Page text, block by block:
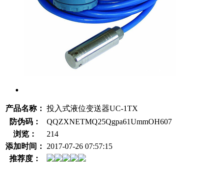
产品名称： 投入式液位变送器UC-1TX
防伪码：
QQZXNETMQ25Qgpa61UmmOH607
浏览：
214
添加时间：
2017-07-26 07:57:15
推荐度：